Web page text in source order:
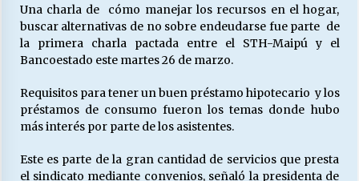
¿Qué habrían dicho?
23/06/2026
16/06/2026
MUNICIPALIDADES, HONORARIOS, DESPIDOS
28/05/2026
Una charla de cómo manejar los recursos en el hogar,
buscar alternativas de no sobre endeudarse fue parte de
la primera charla pactada entre el STH-Maipú y el
Bancoestado este martes 26 de marzo.
Requisitos para tener un buen préstamo hipotecario y los
préstamos de consumo fueron los temas donde hubo
más interés por parte de los asistentes.
Este es parte de la gran cantidad de servicios que presta
el sindicato mediante convenios, señaló la presidenta de